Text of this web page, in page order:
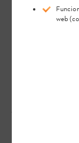
El hecho de
indica que
Connector.
web